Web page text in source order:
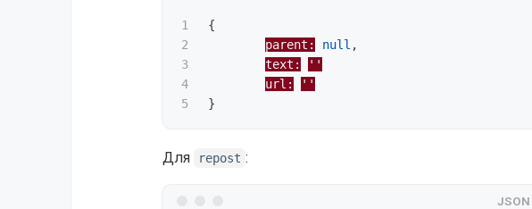
1
2
3
4
{
parent:
null ,
text:
''
url:
''
}
Для repost :